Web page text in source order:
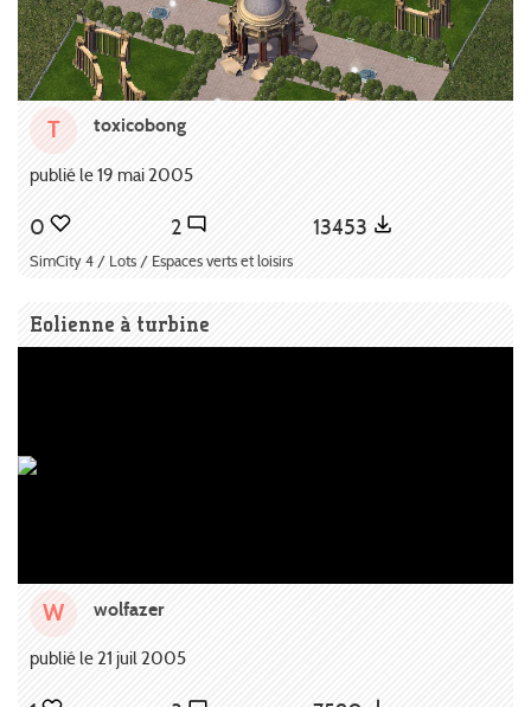
T toxicobong
publié le 19 mai 2005
0 2 13453
SimCity 4 / Lots / Espaces verts et loisirs
Eolienne à turbine
W wolfazer
publié le 21 juil 2005